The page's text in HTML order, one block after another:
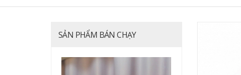
SẢN PHẨM BÁN CHẠY